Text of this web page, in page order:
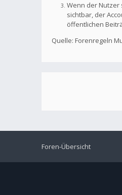
Wenn der Nutzer
sichtbar, der
öffentlichen
Quelle: Forenregeln
Foren-Übersicht